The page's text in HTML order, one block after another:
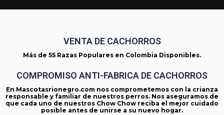
VENTA DE CACHORROS
Más de 55 Razas Populares en Colombia Disponibles.
COMPROMISO ANTI-FABRICA DE CACHORROS
En Mascotasrionegro.com nos comprometemos con la crianza
responsable y familiar de nuestros perros. Nos aseguramos de
que cada uno de nuestros Chow Chow reciba el mejor cuidado
posible antes de unirse a su nuevo hogar.